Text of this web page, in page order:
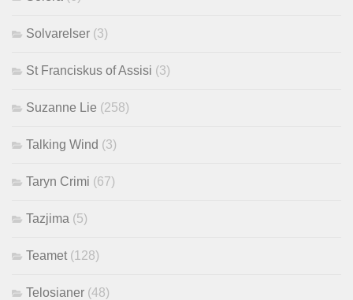
Solvarelser (3)
St Franciskus of Assisi (3)
Suzanne Lie (258)
Talking Wind (3)
Taryn Crimi (67)
Tazjima (5)
Teamet (128)
Telosianer (48)